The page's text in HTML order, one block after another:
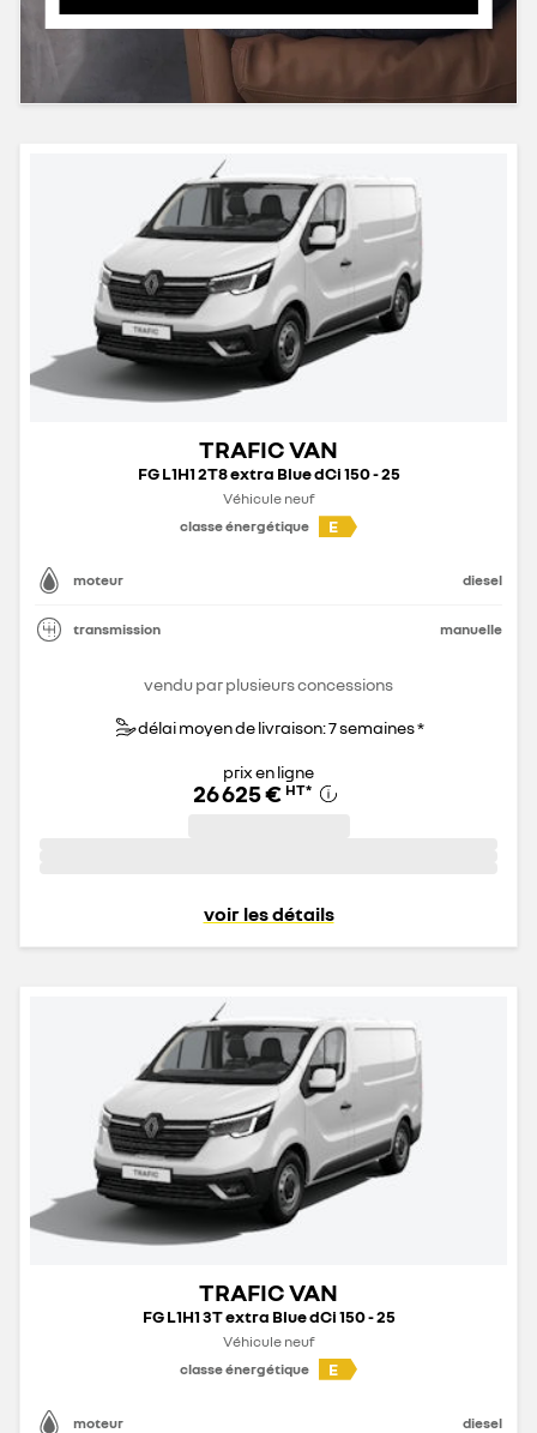
TRAFIC VAN
FG L1H1 2T8 extra Blue dCi 150 - 25
Véhicule neuf
classe énergétique
E
moteur diesel
transmission manuelle
vendu par plusieurs concessions
délai moyen de livraison: 7 semaines *
prix en ligne
26 625 € HT*
voir les détails
TRAFIC VAN
FG L1H1 3T extra Blue dCi 150 - 25
Véhicule neuf
classe énergétique
E
moteur diesel